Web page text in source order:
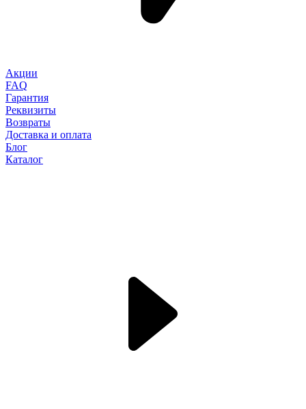
Акции
FAQ
Гарантия
Реквизиты
Возвраты
Доставка и оплата
Блог
Каталог